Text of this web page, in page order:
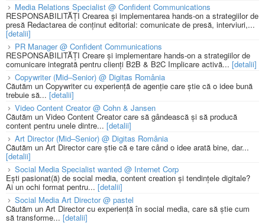
Media Relations Specialist @ Confident Communications
RESPONSABILITĂȚI Crearea și implementarea hands-on a strategiilor de
presă Redactarea de conținut editorial: comunicate de presă, interviuri,...
[detalii]
PR Manager @ Confident Communications
RESPONSABILITĂȚI Creare și implementare hands-on a strategiilor de
comunicare integrată pentru clienți B2B & B2C Implicare activă... [detalii]
Copywriter (Mid–Senior) @ Digitas România
Căutăm un Copywriter cu experiență de agenție care știe că o idee bună
trebuie să... [detalii]
Video Content Creator @ Cohn & Jansen
Căutăm un Video Content Creator care să gândească și să producă
content pentru unele dintre... [detalii]
Art Director (Mid–Senior) @ Digitas România
Căutăm un Art Director care știe că e tare când o idee arată bine, dar...
[detalii]
Social Media Specialist wanted @ Internet Corp
Ești pasionat(ă) de social media, content creation și tendințele digitale?
Ai un ochi format pentru... [detalii]
Social Media Art Director @ pastel
Căutăm un Art Director cu experiență în social media, care să știe cum
să transforme... [detalii]